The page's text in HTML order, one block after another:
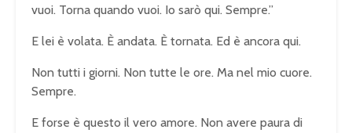
vuoi. Torna quando vuoi. Io sarò qui. Sempre.”
E lei è volata. È andata. È tornata. Ed è ancora qui.
Non tutti i giorni. Non tutte le ore. Ma nel mio cuore.
Sempre.
E forse è questo il vero amore. Non avere paura di